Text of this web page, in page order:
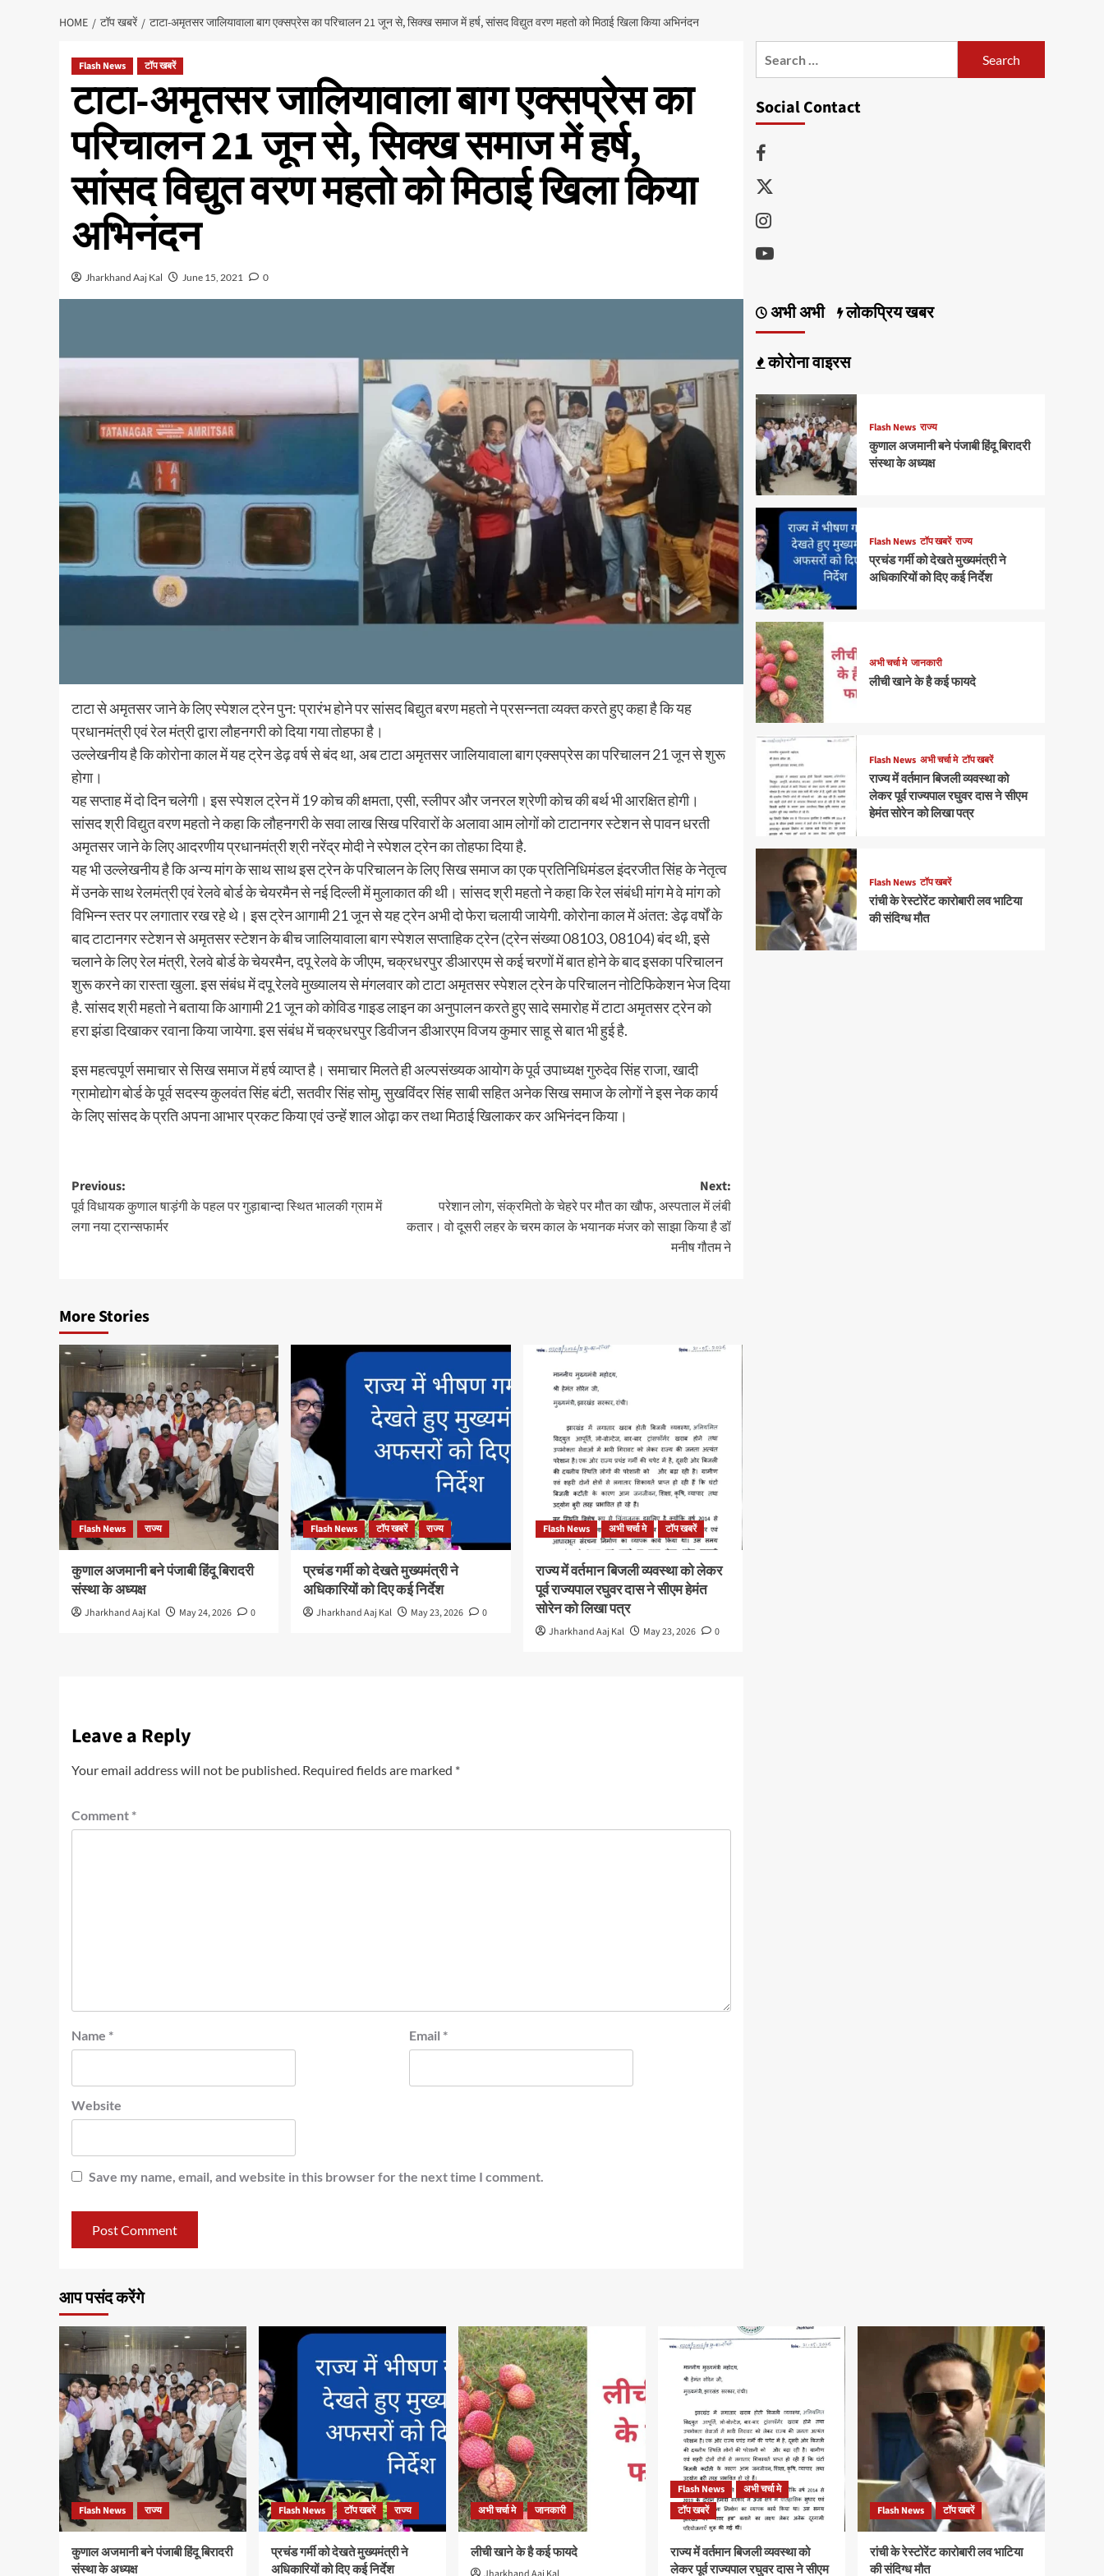
HOME टॉप खबरें टाटा-अमृतसर जालियावाला बाग एक्सप्रेस का परिचालन 21 जून से, सिक्ख समाज में हर्ष, सांसद विद्युत वरण महतो को मिठाई खिला किया अभिनंदन
Flash News टॉप खबरें
टाटा-अमृतसर जालियावाला बाग एक्सप्रेस का
परिचालन 21 जून से, सिक्ख समाज में हर्ष,
सांसद विद्युत वरण महतो को मिठाई खिला किया
अभिनंदन
Jharkhand Aaj Kal June 15, 2021 0
टाटा से अमृतसर जाने के लिए स्पेशल ट्रेन पुन: प्रारंभ होने पर सांसद बिद्युत बरण महतो ने प्रसन्नता व्यक्त करते हुए कहा है कि यह
प्रधानमंत्री एवं रेल मंत्री द्वारा लौहनगरी को दिया गया तोहफा है।
उल्लेखनीय है कि कोरोना काल में यह ट्रेन डेढ़ वर्ष से बंद था, अब टाटा अमृतसर जालियावाला बाग एक्सप्रेस का परिचालन 21 जून से शुरू
होगा।
यह सप्ताह में दो दिन चलेगी। इस स्पेशल ट्रेन में 19 कोच की क्षमता, एसी, स्लीपर और जनरल श्रेणी कोच की बर्थ भी आरक्षित होगी।
सांसद श्री विद्युत वरण महतो ने कहा कि लौहनगरी के सवा लाख सिख परिवारों के अलावा आम लोगों को टाटानगर स्टेशन से पावन धरती
अमृतसर जाने के लिए आदरणीय प्रधानमंत्री श्री नरेंद्र मोदी ने स्पेशल ट्रेन का तोहफा दिया है.
यह भी उल्लेखनीय है कि अन्य मांग के साथ साथ इस ट्रेन के परिचालन के लिए सिख समाज का एक प्रतिनिधिमंडल इंदरजीत सिंह के नेतृत्व
में उनके साथ रेलमंत्री एवं रेलवे बोर्ड के चेयरमैन से नई दिल्ली में मुलाकात की थी। सांसद श्री महतो ने कहा कि रेल संबंधी मांग मे वे मांग को
विभिन्न स्तर पर लगातार रख रहे थे। इस ट्रेन आगामी 21 जून से यह ट्रेन अभी दो फेरा चलायी जायेगी. कोरोना काल में अंतत: डेढ़ वर्षों के
बाद टाटानगर स्टेशन से अमृतसर स्टेशन के बीच जालियावाला बाग स्पेशल सप्ताहिक ट्रेन (ट्रेन संख्या 08103, 08104) बंद थी, इसे
चलाने के लिए रेल मंत्री, रेलवे बोर्ड के चेयरमैन, दपू रेलवे के जीएम, चक्रधरपुर डीआरएम से कई चरणों में बात होने के बाद इसका परिचालन
शुरू करने का रास्ता खुला. इस संबंध में दपू रेलवे मुख्यालय से मंगलवार को टाटा अमृतसर स्पेशल ट्रेन के परिचालन नोटिफिकेशन भेज दिया
है. सांसद श्री महतो ने बताया कि आगामी 21 जून को कोविड गाइड लाइन का अनुपालन करते हुए सादे समारोह में टाटा अमृतसर ट्रेन को
हरा झंडा दिखाकर रवाना किया जायेगा. इस संबंध में चक्रधरपुर डिवीजन डीआरएम विजय कुमार साहू से बात भी हुई है.
इस महत्वपूर्ण समाचार से सिख समाज में हर्ष व्याप्त है। समाचार मिलते ही अल्पसंख्यक आयोग के पूर्व उपाध्यक्ष गुरुदेव सिंह राजा, खादी
ग्रामोद्योग बोर्ड के पूर्व सदस्य कुलवंत सिंह बंटी, सतवीर सिंह सोमु, सुखविंदर सिंह साबी सहित अनेक सिख समाज के लोगों ने इस नेक कार्य
के लिए सांसद के प्रति अपना आभार प्रकट किया एवं उन्हें शाल ओढ़ा कर तथा मिठाई खिलाकर कर अभिनंदन किया।
Post
navigation
Previous:
पूर्व विधायक कुणाल षाड़ंगी के पहल पर गुड़ाबान्दा स्थित भालकी ग्राम में
लगा नया ट्रान्सफार्मर
Next:
परेशान लोग, संक्रमितो के चेहरे पर मौत का खौफ, अस्पताल में लंबी
कतार। वो दूसरी लहर के चरम काल के भयानक मंजर को साझा किया है डॉ
मनीष गौतम ने
More Stories
Flash News राज्य
कुणाल अजमानी बने पंजाबी हिंदू बिरादरी
संस्था के अध्यक्ष
Jharkhand Aaj Kal May 24, 2026 0
Flash News टॉप खबरें राज्य
प्रचंड गर्मी को देखते मुख्यमंत्री ने
अधिकारियों को दिए कई निर्देश
Jharkhand Aaj Kal May 23, 2026 0
Flash News अभी चर्चा मे टॉप खबरें
राज्य में वर्तमान बिजली व्यवस्था को लेकर
पूर्व राज्यपाल रघुवर दास ने सीएम हेमंत
सोरेन को लिखा पत्र
Jharkhand Aaj Kal May 23, 2026 0
Leave a Reply
Your email address will not be published. Required fields are marked *
Comment *
Name * Email *
Website
Save my name, email, and website in this browser for the next time I comment.
Social Contact
Facebook
Twitter
Instagram
Youtube
अभी अभी लोकप्रिय खबर
कोरोना वाइरस
Flash News राज्य
कुणाल अजमानी बने पंजाबी हिंदू बिरादरी
संस्था के अध्यक्ष
Flash News टॉप खबरें राज्य
प्रचंड गर्मी को देखते मुख्यमंत्री ने
अधिकारियों को दिए कई निर्देश
अभी चर्चा मे जानकारी
लीची खाने के है कई फायदे
Flash News अभी चर्चा मे टॉप खबरें
राज्य में वर्तमान बिजली व्यवस्था को
लेकर पूर्व राज्यपाल रघुवर दास ने सीएम
हेमंत सोरेन को लिखा पत्र
Flash News टॉप खबरें
रांची के रेस्टोरेंट कारोबारी लव भाटिया
की संदिग्ध मौत
आप पसंद करेंगे
Flash News राज्य
कुणाल अजमानी बने पंजाबी हिंदू बिरादरी
संस्था के अध्यक्ष
Flash News टॉप खबरें राज्य
प्रचंड गर्मी को देखते मुख्यमंत्री ने
अधिकारियों को दिए कई निर्देश
अभी चर्चा मे जानकारी
लीची खाने के है कई फायदे
Flash News
अभी चर्चा मे
टॉप खबरें
राज्य में वर्तमान बिजली व्यवस्था को
लेकर पूर्व राज्यपाल रघुवर दास ने सीएम
Flash News टॉप खबरें
रांची के रेस्टोरेंट कारोबारी लव भाटिया
की संदिग्ध मौत